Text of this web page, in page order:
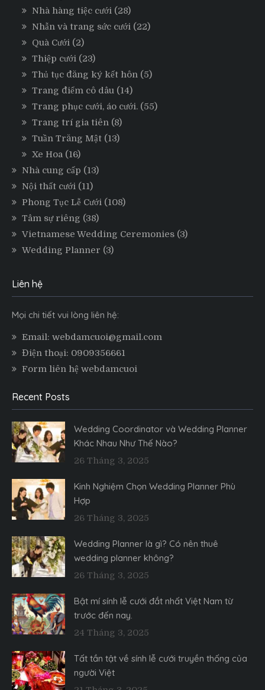
Nhà hàng tiệc cưới (28)
Nhẫn và trang sức cưới (22)
Quà Cưới (2)
Thiệp cưới (23)
Thủ tục đăng ký kết hôn (5)
Trang điểm cô dâu (14)
Trang phục cưới, áo cưới. (55)
Trang trí gia tiên (8)
Tuần Trăng Mật (13)
Xe Hoa (16)
Nhà cung cấp (13)
Nội thất cưới (11)
Phong Tục Lễ Cưới (108)
Tâm sự riêng (38)
Vietnamese Wedding Ceremonies (3)
Wedding Planner (3)
Liên hệ
Mọi chi tiết vui lòng liên hệ:
Email: webdamcuoi@gmail.com
Điện thoại: 0909356661
Form liên hệ webdamcuoi
Recent Posts
Wedding Coordinator và Wedding Planner
Khác Nhau Như Thế Nào?
26 Tháng 3, 2025
Kinh Nghiệm Chọn Wedding Planner Phù
Hợp
26 Tháng 3, 2025
Wedding Planner là gì? Có nên thuê
wedding planner không?
26 Tháng 3, 2025
Bật mí sính lễ cưới đắt nhất Việt Nam từ
trước đến nay.
24 Tháng 3, 2025
Tất tần tật về sính lễ cưới truyền thống của
người Việt